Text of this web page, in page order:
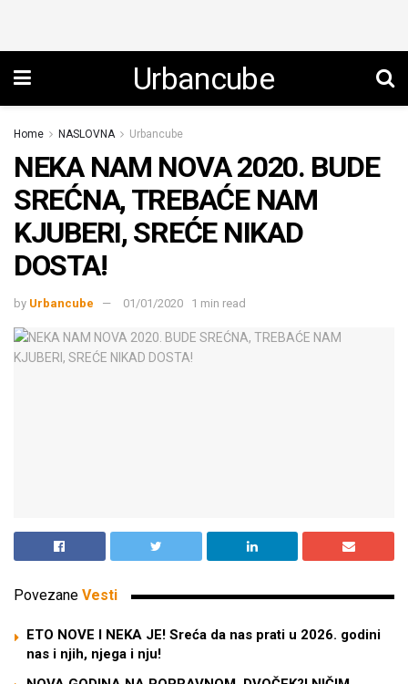
Urbancube
Home NASLOVNA Urbancube
NEKA NAM NOVA 2020. BUDE
SREĆNA, TREBAĆE NAM
KJUBERI, SREĆE NIKAD
DOSTA!
by Urbancube 01/01/2020 1 min read
Povezane Vesti
ETO NOVE I NEKA JE! Sreća da nas prati u 2026. godini
nas i njih, njega i nju!